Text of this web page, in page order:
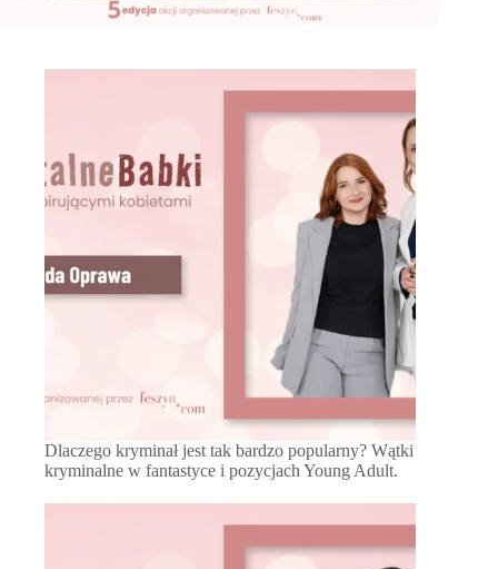
Dlaczego kryminał jest tak bardzo popularny? Wątki
kryminalne w fantastyce i pozycjach Young Adult.